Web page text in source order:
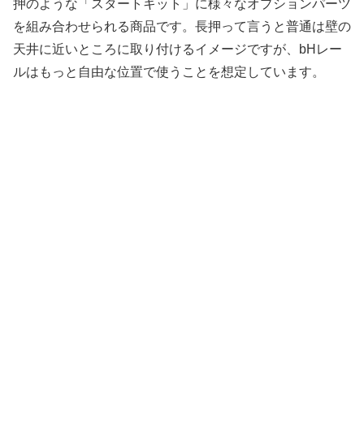
押のような「スタートキット」に様々なオプションパーツ
を組み合わせられる商品です。長押って言うと普通は壁の
天井に近いところに取り付けるイメージですが、bHレー
ルはもっと自由な位置で使うことを想定しています。